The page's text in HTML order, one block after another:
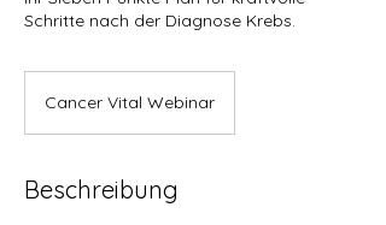
Schritte nach der Diagnose Krebs.
Cancer Vital Webinar
Beschreibung